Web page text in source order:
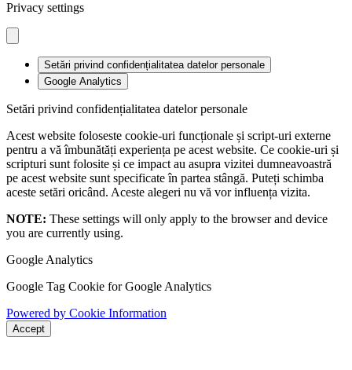
Privacy settings
Setări privind confidențialitatea datelor personale
Google Analytics
Setări privind confidențialitatea datelor personale
Acest website foloseste cookie-uri funcționale și script-uri externe
pentru a vă îmbunătăți experiența pe acest website. Ce cookie-uri și
scripturi sunt folosite și ce impact au asupra vizitei dumneavoastră
pe acest website sunt specificate în partea stângă. Puteți schimba
aceste setări oricând. Aceste alegeri nu vă vor influența vizita.
NOTE: These settings will only apply to the browser and device
you are currently using.
Google Analytics
Google Tag Cookie for Google Analytics
Powered by Cookie Information
Accept